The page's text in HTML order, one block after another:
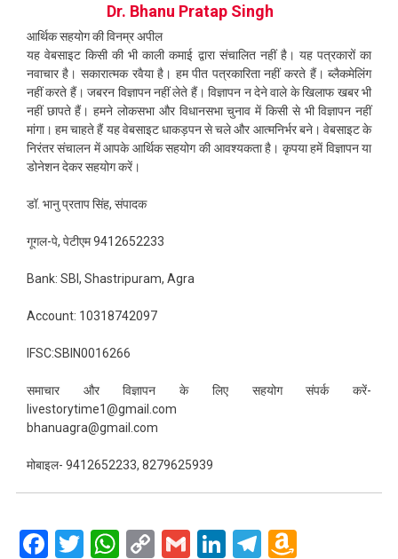
Dr. Bhanu Pratap Singh
आर्थिक सहयोग की विनम्र अपील
यह वेबसाइट किसी की भी काली कमाई द्वारा संचालित नहीं है। यह पत्रकारों का
नवाचार है। सकारात्मक रवैया है। हम पीत पत्रकारिता नहीं करते हैं। ब्लैकमेलिंग
नहीं करते हैं। जबरन विज्ञापन नहीं लेते हैं। विज्ञापन न देने वाले के खिलाफ खबर भी
नहीं छापते हैं। हमने लोकसभा और विधानसभा चुनाव में किसी से भी विज्ञापन नहीं
मांगा। हम चाहते हैं यह वेबसाइट धाकड़पन से चले और आत्मनिर्भर बने। वेबसाइट के
निरंतर संचालन में आपके आर्थिक सहयोग की आवश्यकता है। कृपया हमें विज्ञापन या
डोनेशन देकर सहयोग करें।
डॉ. भानु प्रताप सिंह, संपादक
गूगल-पे, पेटीएम 9412652233
Bank: SBI, Shastripuram, Agra
Account: 10318742097
IFSC:SBIN0016266
समाचार और विज्ञापन के लिए सहयोग संपर्क करें-
livestorytime1@gmail.com
bhanuagra@gmail.com
मोबाइल- 9412652233, 8279625939
Facebook
Twitter
WhatsApp
CopyGmailLinkedIn
Telegram
Amazon